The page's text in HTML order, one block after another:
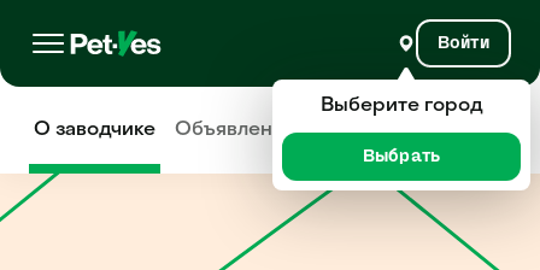
Войти
О заводчике Объявления Отзывы
Выберите город
Выбрать